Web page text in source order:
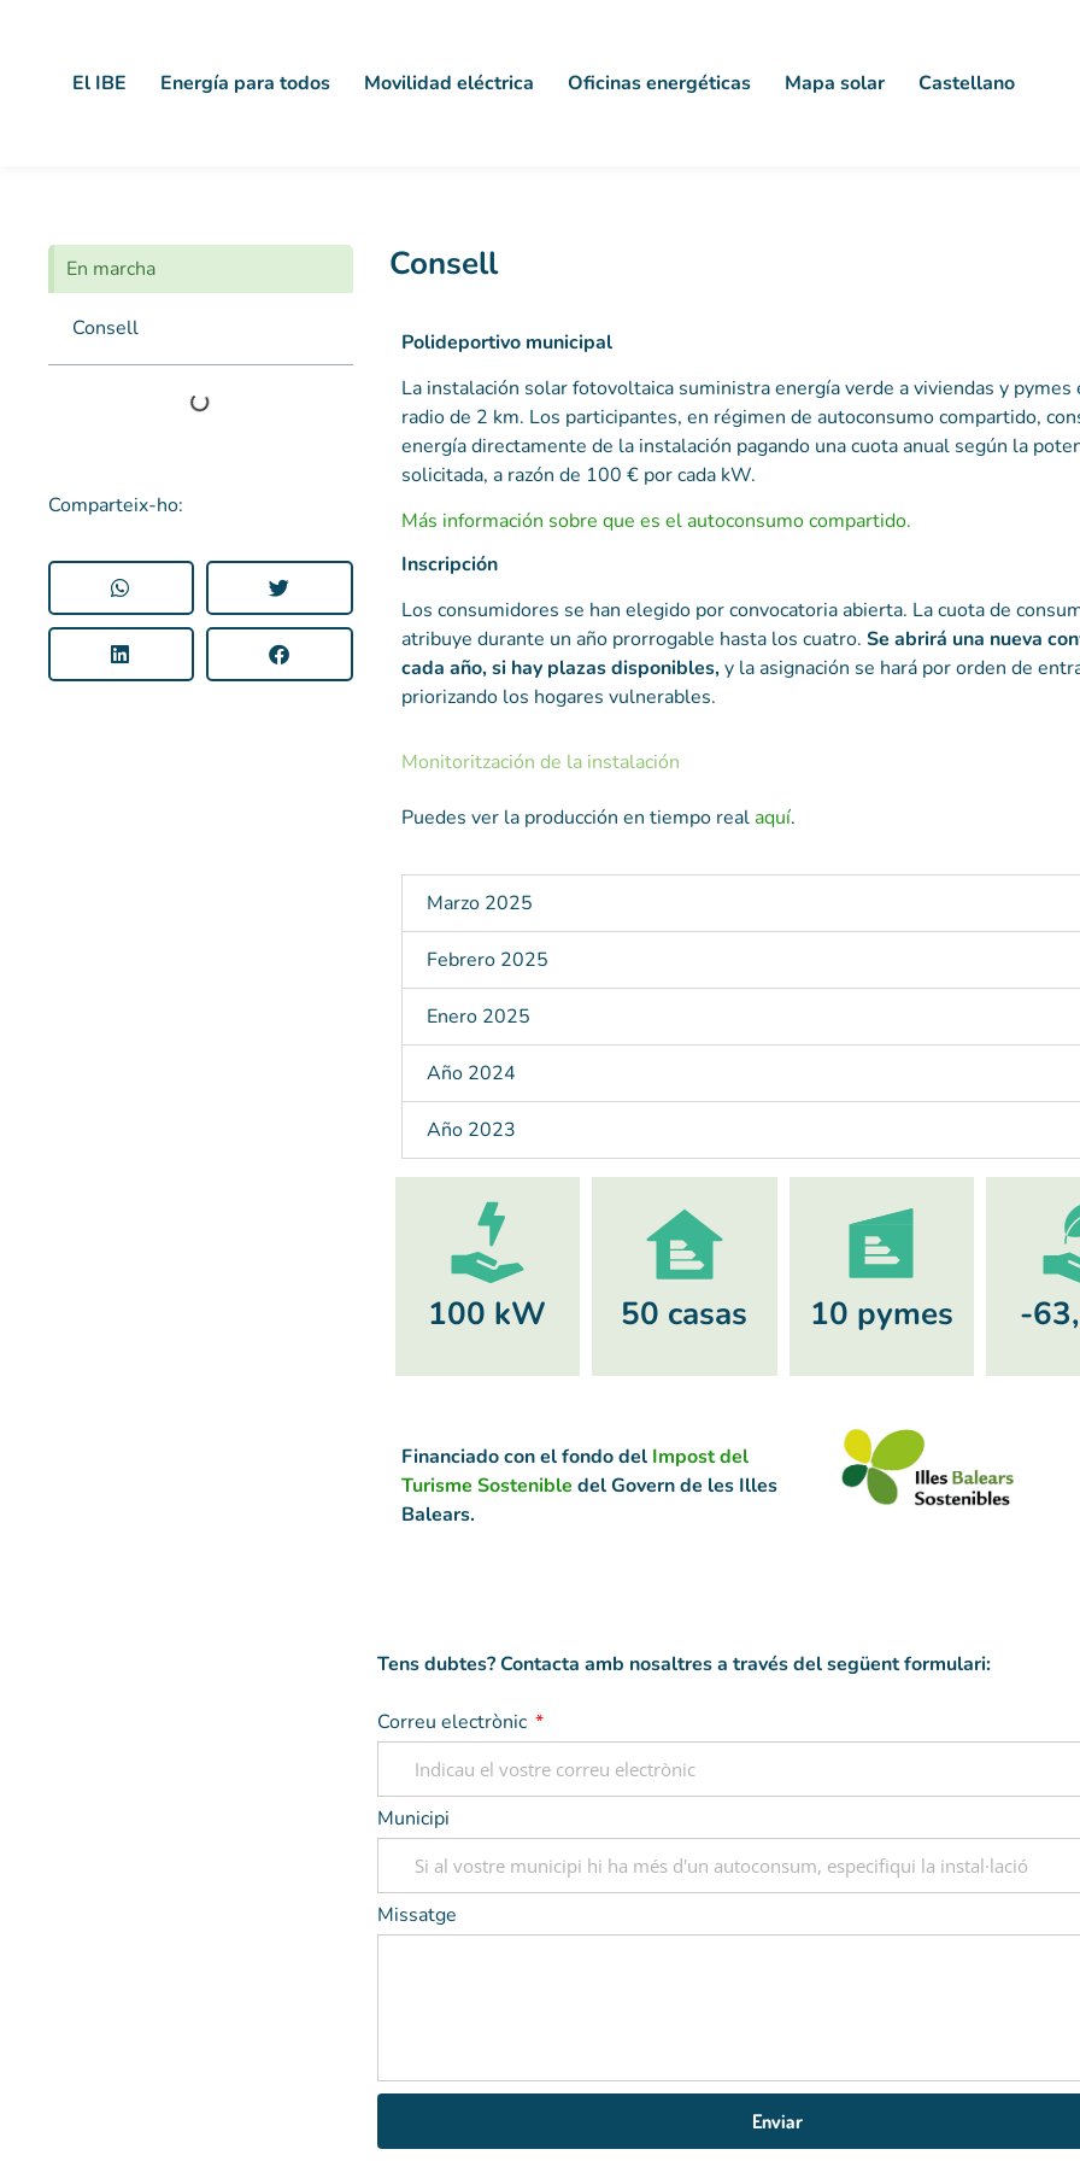
El IBE Energía para todos Movilidad eléctrica Oficinas energéticas Mapa solar Castellano
En marcha
Consell
Comparteix-ho:
Consell
Polideportivo municipal
La instalación solar fotovoltaica suministra energía verde a viviendas y pymes
radio de 2 km. Los participantes, en régimen de autoconsumo compartido,
energía directamente de la instalación pagando una cuota anual según la
solicitada, a razón de 100 € por cada kW.
Más información sobre que es el autoconsumo compartido.
Inscripción
Los consumidores se han elegido por convocatoria abierta. La cuota de
atribuye durante un año prorrogable hasta los cuatro. Se abrirá una nueva
cada año, si hay plazas disponibles,y la asignación se hará por orden de
priorizando los hogares vulnerables.
Monitoritzación de la instalación
Puedes ver la producción en tiempo real aquí.
Marzo 2025
Febrero 2025
Enero 2025
Año 2024
Año 2023
100 kW 50 casas 10 pymes -
Financiado con el fondo del Impost del
Turisme Sostenible del Govern de les Illes
Balears.
Tens dubtes? Contacta amb nosaltres a través del següent formulari:
Correu electrònic
Municipi
Missatge
Enviar